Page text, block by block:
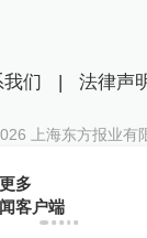
多
客户端
们 | 法律声
上海东方报业有
息服务许可证：
安备